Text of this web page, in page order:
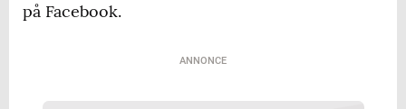
på Facebook.
ANNONCE